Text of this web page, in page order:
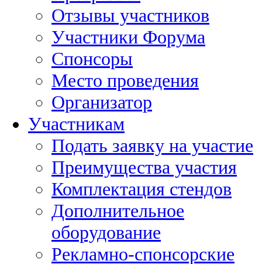
Отзывы участников
Участники Форума
Спонсоры
Место проведения
Организатор
Участникам
Подать заявку на участие
Преимущества участия
Комплектация стендов
Дополнительное
оборудование
Рекламно-спонсорские